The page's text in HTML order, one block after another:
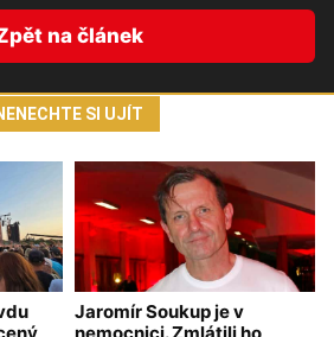
na článek
SI UJÍT
Jaromír Soukup je v